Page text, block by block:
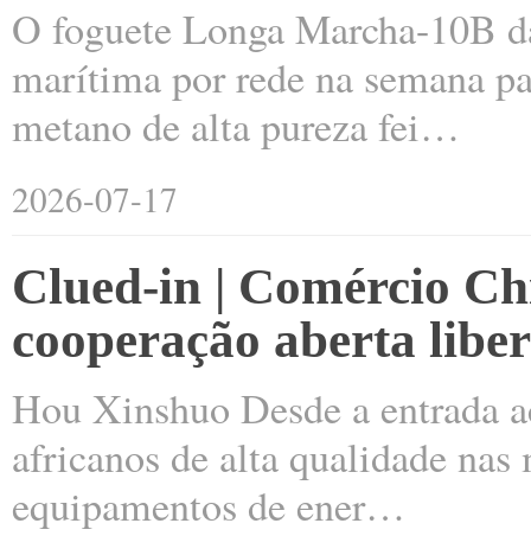
O foguete Longa Marcha-10B
marítima por rede na semana
metano de alta pureza fei…
2026-07-17
Clued-in | Comércio
cooperação aberta
Hou Xinshuo Desde a entrada
africanos de alta qualidade nas
equipamentos de ener…